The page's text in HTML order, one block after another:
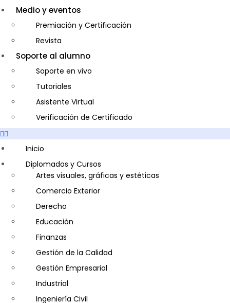
Entrenador Personal y Nutrición Deportiva- Personal
Gastronomía
Gestor de Crédito y Cobranza
Guía de Turismo
Inglés Americano
Marketing y Publicidad
Medio Ambiente y Seguridad
Plataforma Bancaria y Comercial
Secretaria Corporativo
Telemarketing
Ventas de Productos y Servicios Financieros
Visitador Médico
Medio y eventos
Premiación y Certificación
Revista
Soporte al alumno
Soporte en vivo
Tutoriales
Asistente Virtual
Verificación de Certificado
Inicio
Diplomados y Cursos
Artes visuales, gráficas y estéticas
Comercio Exterior
Derecho
Educación
Finanzas
Gestión de la Calidad
Gestión Empresarial
Industrial
Ingeniería Civil